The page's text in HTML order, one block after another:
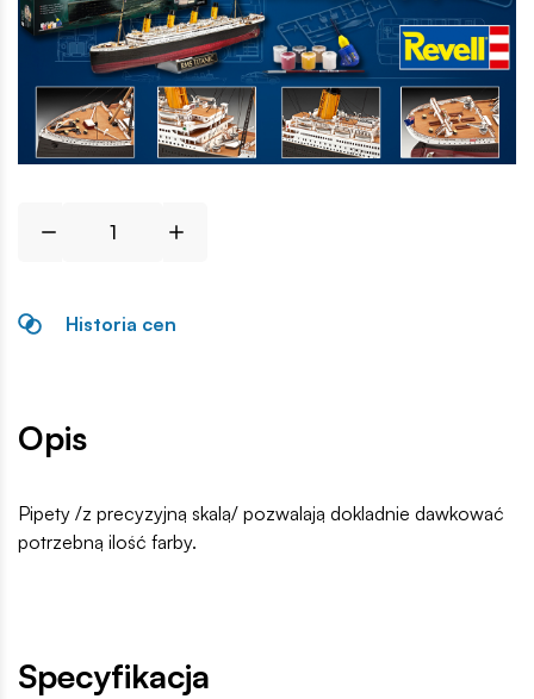
Historia cen
Opis
Pipety /z precyzyjną skalą/ pozwalają dokladnie dawkować
potrzebną ilość farby.
Specyfikacja